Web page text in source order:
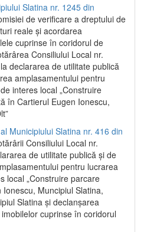
Slatina nr. 1245 din
de verificare a dreptului de
reale și acordarea
cuprinse în coridorul de
Consiliului Local nr.
declararea de utilitate publică
amplasamentului pentru
interes local „Construire
în Cartierul Eugen Ionescu,
Municipiului Slatina nr. 416 din
Consiliului Local nr.
de utilitate publică și de
pentru lucrarea
local „Construire parcare
Muncipiul Slatina,
Slatina și declanșarea
cuprinse în coridorul